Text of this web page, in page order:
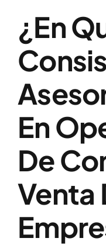
¿En
En
De
Venta